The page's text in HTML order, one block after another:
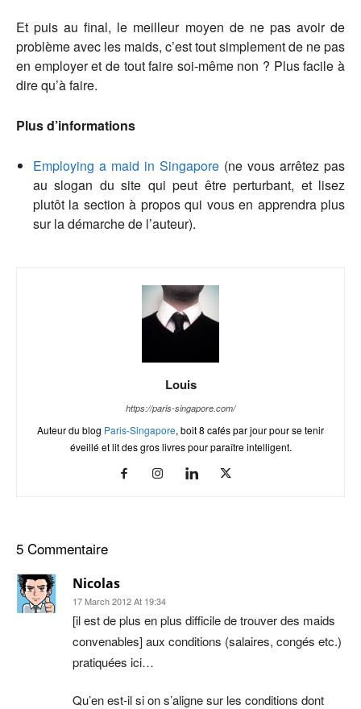
Et puis au final, le meilleur moyen de ne pas avoir de
problème avec les maids, c’est tout simplement de ne pas
en employer et de tout faire soi-même non ? Plus facile à
dire qu’à faire.
Plus d’informations
Employing a maid in Singapore (ne vous arrêtez pas
au slogan du site qui peut être perturbant, et lisez
plutôt la section à propos qui vous en apprendra plus
sur la démarche de l’auteur).
Louis
https://paris-singapore.com/
Auteur du blog Paris-Singapore, boit 8 cafés par jour pour se tenir
éveillé et lit des gros livres pour paraître intelligent.
5 Commentaire
Nicolas
17 March 2012 At 19:34
[il est de plus en plus difficile de trouver des maids
convenables] aux conditions (salaires, congés etc.)
pratiquées ici…
Qu’en est-il si on s’aligne sur les conditions dont